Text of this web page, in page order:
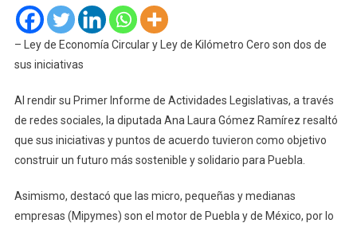
– Ley de Economía Circular y Ley de Kilómetro Cero son dos de
sus iniciativas
Al rendir su Primer Informe de Actividades Legislativas, a través
de redes sociales, la diputada Ana Laura Gómez Ramírez resaltó
que sus iniciativas y puntos de acuerdo tuvieron como objetivo
construir un futuro más sostenible y solidario para Puebla.
Asimismo, destacó que las micro, pequeñas y medianas
empresas (Mipymes) son el motor de Puebla y de México, por lo